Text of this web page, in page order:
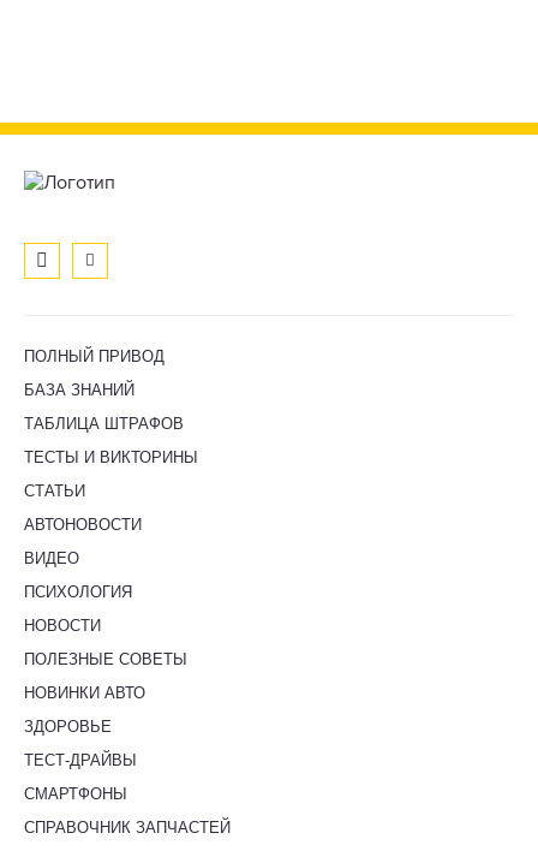
ПОЛНЫЙ ПРИВОД
БАЗА ЗНАНИЙ
ТАБЛИЦА ШТРАФОВ
ТЕСТЫ И ВИКТОРИНЫ
СТАТЬИ
АВТОНОВОСТИ
ВИДЕО
ПСИХОЛОГИЯ
НОВОСТИ
ПОЛЕЗНЫЕ СОВЕТЫ
НОВИНКИ АВТО
ЗДОРОВЬЕ
ТЕСТ-ДРАЙВЫ
СМАРТФОНЫ
СПРАВОЧНИК ЗАПЧАСТЕЙ